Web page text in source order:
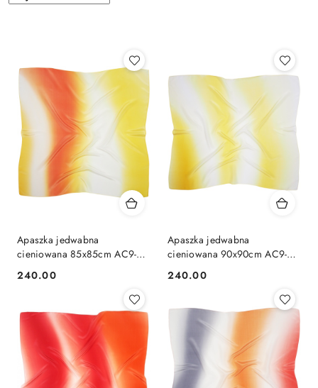
sortowanie:
według
Apaszka jedwabna
cieniowana 85x85cm AC9-
955
Cena:
240.00
Apaszka jedwabna
cieniowana 90x90cm AC9-
948
Cena:
240.00